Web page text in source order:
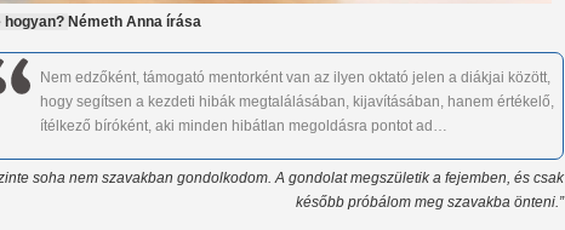
hogyan? Németh Anna írása
Nem edzőként, támogató mentorként van az ilyen oktató jelen a diákjai között,
hogy segítsen a kezdeti hibák megtalálásában, kijavításában, hanem értékelő,
ítélkező bíróként, aki minden hibátlan megoldásra pontot ad…
soha nem szavakban gondolkodom. A gondolat megszületik a fejemben, és csak
később próbálom meg szavakba önteni.”